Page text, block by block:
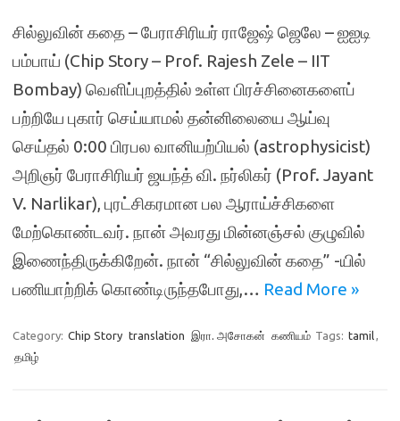
சில்லுவின் கதை – பேராசிரியர் ராஜேஷ் ஜெலே – ஐஐடி
பம்பாய் (Chip Story – Prof. Rajesh Zele – IIT
Bombay) வெளிப்புறத்தில் உள்ள பிரச்சினைகளைப்
பற்றியே புகார் செய்யாமல் தன்னிலையை ஆய்வு
செய்தல் 0:00 பிரபல வானியற்பியல் (astrophysicist)
அறிஞர் பேராசிரியர் ஜயந்த் வி. நர்லிகர் (Prof. Jayant
V. Narlikar), புரட்சிகரமான பல ஆராய்ச்சிகளை
மேற்கொண்டவர். நான் அவரது மின்னஞ்சல் குழுவில்
இணைந்திருக்கிறேன். நான் “சில்லுவின் கதை” -யில்
பணியாற்றிக் கொண்டிருந்தபோது,… Read More »
Category: Chip Story translation இரா. அசோகன் கணியம் Tags: tamil,
தமிழ்